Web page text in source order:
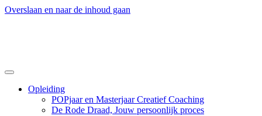
Overslaan en naar de inhoud gaan
Opleiding
POPjaar en Masterjaar Creatief Coaching
De Rode Draad, Jouw persoonlijk proces